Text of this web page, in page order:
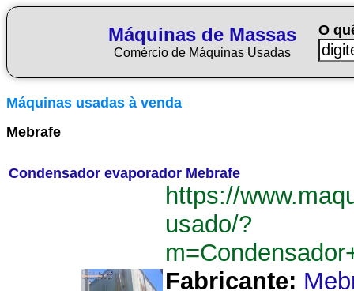
Máquinas de Massas
Comércio de Máquinas Usadas
O
Máquinas usadas à venda
Mebrafe
Condensador evaporador Mebrafe
https://
usado/?
Fabricante: